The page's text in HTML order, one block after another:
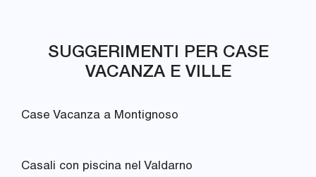
SUGGERIMENTI PER CASE
VACANZA E VILLE
Case Vacanza a Montignoso
Casali con piscina nel Valdarno